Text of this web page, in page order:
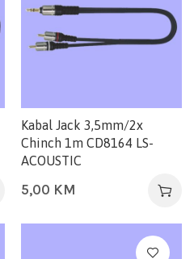
Kabal Jack 3,5mm/2x
Chinch 1m CD8164 LS-
ACOUSTIC
5,00 KM